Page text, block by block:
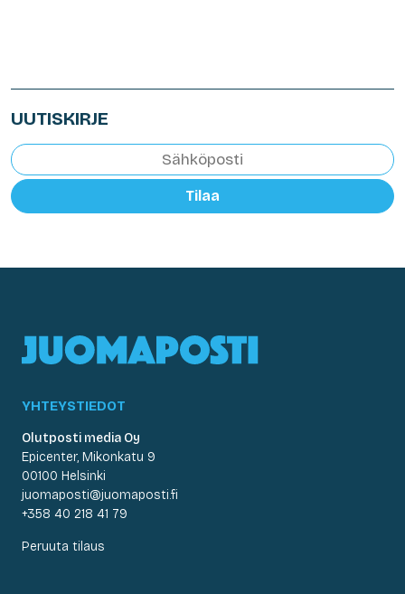
UUTISKIRJE
Tilaa
YHTEYSTIEDOT
Olutposti media Oy
Epicenter, Mikonkatu 9
00100 Helsinki
juomaposti@juomaposti.fi
+358 40 218 41 79
Peruuta tilaus